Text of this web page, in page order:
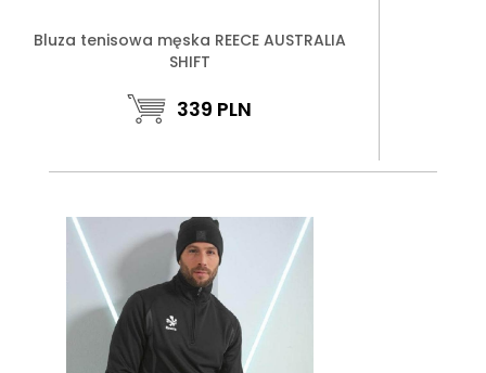
Bluza tenisowa męska REECE AUSTRALIA
SHIFT
339 PLN